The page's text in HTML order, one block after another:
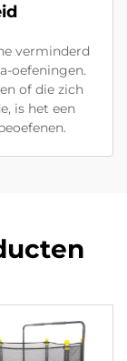
verminderd
oefeningen.
of die zich
is het een